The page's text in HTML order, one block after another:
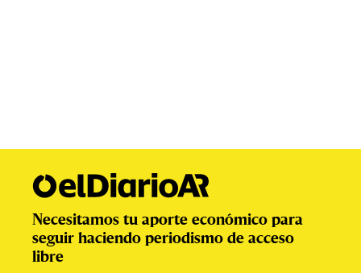
Necesitamos tu aporte económico para
seguir haciendo periodismo de acceso
libre